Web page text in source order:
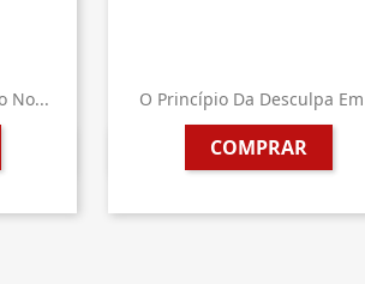
No... O Princípio Da Desculpa
COMPRAR
Vista rápida